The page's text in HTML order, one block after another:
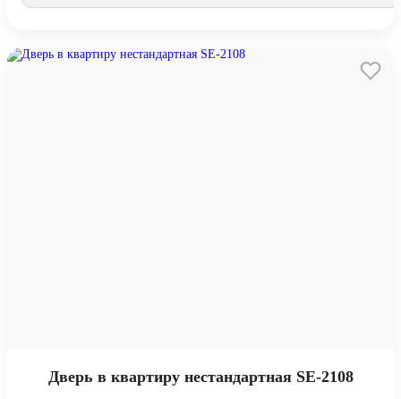
Дверь в квартиру нестандартная SE-2108